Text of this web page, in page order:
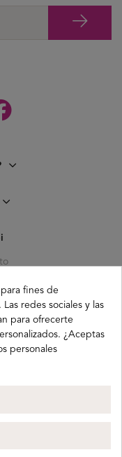
b
fines de
redes sociales y las
para ofrecerte
¿Aceptas
personales